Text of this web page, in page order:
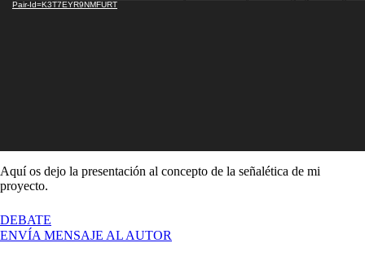
Pair-Id=K3T7EYR9NMFURT
Aquí os dejo la presentación al concepto de la señalética de mi
proyecto.
DEBATE
CONCEPTO
ENVÍA MENSAJE AL AUTOR